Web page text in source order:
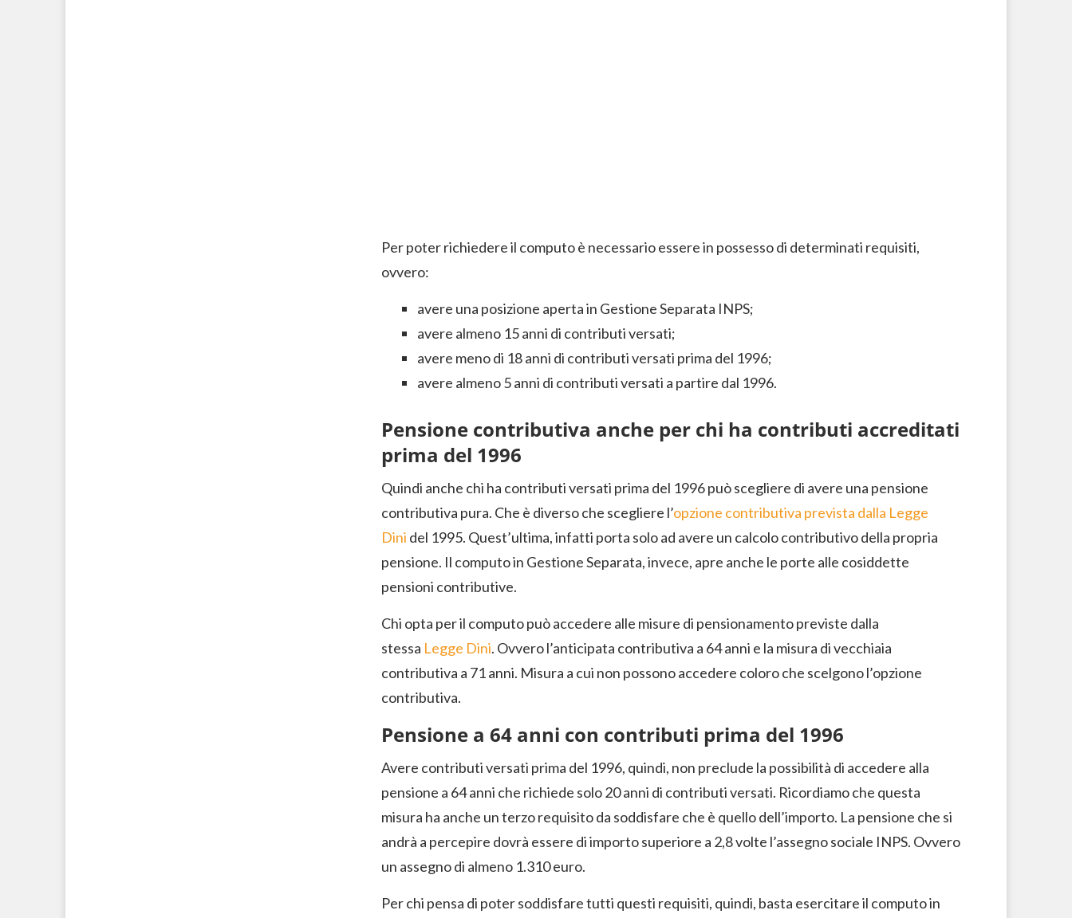
Per poter richiedere il computo è necessario essere in possesso di determinati requisiti,
ovvero:
avere una posizione aperta in Gestione Separata INPS;
avere almeno 15 anni di contributi versati;
avere meno di 18 anni di contributi versati prima del 1996;
avere almeno 5 anni di contributi versati a partire dal 1996.
Pensione contributiva anche per chi ha contributi accreditati
prima del 1996
Quindi anche chi ha contributi versati prima del 1996 può scegliere di avere una pensione
contributiva pura. Che è diverso che scegliere l’opzione contributiva prevista dalla Legge
Dini del 1995. Quest’ultima, infatti porta solo ad avere un calcolo contributivo della propria
pensione. Il computo in Gestione Separata, invece, apre anche le porte alle cosiddette
pensioni contributive.
Chi opta per il computo può accedere alle misure di pensionamento previste dalla
stessa Legge Dini. Ovvero l’anticipata contributiva a 64 anni e la misura di vecchiaia
contributiva a 71 anni. Misura a cui non possono accedere coloro che scelgono l’opzione
contributiva.
Pensione a 64 anni con contributi prima del 1996
Avere contributi versati prima del 1996, quindi, non preclude la possibilità di accedere alla
pensione a 64 anni che richiede solo 20 anni di contributi versati. Ricordiamo che questa
misura ha anche un terzo requisito da soddisfare che è quello dell’importo. La pensione che si
andrà a percepire dovrà essere di importo superiore a 2,8 volte l’assegno sociale INPS. Ovvero
un assegno di almeno 1.310 euro.
Per chi pensa di poter soddisfare tutti questi requisiti, quindi, basta esercitare il computo in